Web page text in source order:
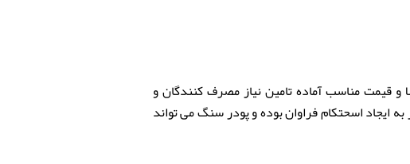
و قیمت مناسب آماده تامین نیاز مصرف کنندگان و
ایجاد اسحتکام فراوان بوده و پودر سنگ می تواند